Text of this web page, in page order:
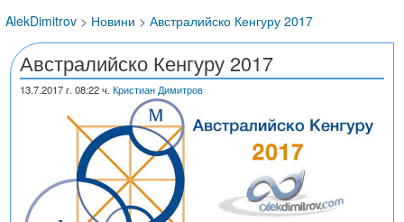
AlekDimitrov > Новини > Австралийско Кенгуру 2017
Австралийско Кенгуру 2017
13.7.2017г. 08:22 ч. Кристиан Димитров